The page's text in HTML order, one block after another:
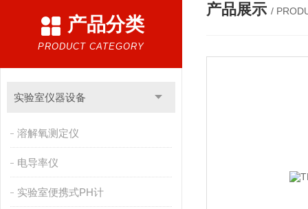
产品分类
PRODUCT CATEGORY
实验室仪器设备
溶解氧测定仪
电导率仪
实验室便携式PH计
产品展示 /